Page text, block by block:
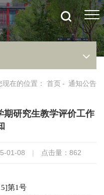
现在的位置： 首页- 通知公告
期研究生教学评价工作
01-08 | 点击量： 862
第1号